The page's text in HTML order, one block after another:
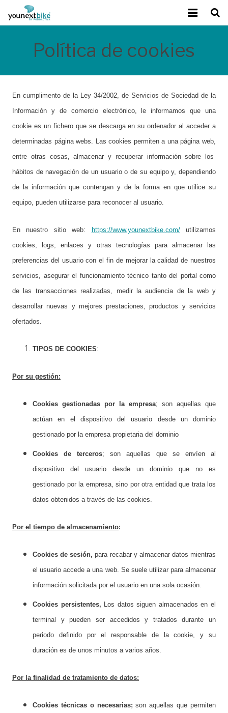
Tecnología exclusiva
Calidad Podoactiva
Contacto
Política de cookies
En cumplimento de la Ley 34/2002, de Servicios de Sociedad de la
Información y de comercio electrónico, le informamos que una
cookie es un fichero que se descarga en su ordenador al acceder a
determinadas página webs. Las cookies permiten a una página web,
entre otras cosas, almacenar y recuperar información sobre los
hábitos de navegación de un usuario o de su equipo y, dependiendo
de la información que contengan y de la forma en que utilice su
equipo, pueden utilizarse para reconocer al usuario.
En nuestro sitio web: https://www.younextbike.com/utilizamos
cookies, logs, enlaces y otras tecnologías para almacenar las
preferencias del usuario con el fin de mejorar la calidad de nuestros
servicios, asegurar el funcionamiento técnico tanto del portal como
de las transacciones realizadas, medir la audiencia de la web y
desarrollar nuevas y mejores prestaciones, productos y servicios
ofertados.
TIPOS DE COOKIES:
Por su gestión:
Cookies gestionadas por la empresa; son aquellas que
actúan en el dispositivo del usuario desde un dominio
gestionado por la empresa propietaria del dominio
Cookies de terceros; son aquellas que se envíen al
dispositivo del usuario desde un dominio que no es
gestionado por la empresa, sino por otra entidad que trata los
datos obtenidos a través de las cookies.
Por el tiempo de almacenamiento:
Cookies de sesión,para recabar y almacenar datos mientras
el usuario accede a una web. Se suele utilizar para almacenar
información solicitada por el usuario en una sola ocasión.
Cookies persistentes, Los datos siguen almacenados en el
terminal y pueden ser accedidos y tratados durante un
periodo definido por el responsable de la cookie, y su
duración es de unos minutos a varios años.
Por la finalidad de tratamiento de datos:
Cookies técnicas o necesarias;son aquellas que permiten